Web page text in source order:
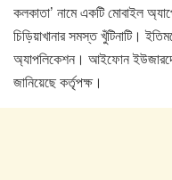
কলকাতা’ নামে একটি মোবাইল
চিড়িয়াখানার সমস্ত খুঁটিনাটি।
অ্যাপলিকেশন। আইফোন
জানিয়েছে কর্তৃপক্ষ।